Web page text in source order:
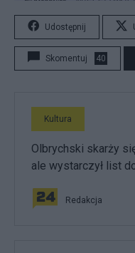
Udostępnij
Skomentuj 40
Kultura
Olbrychski skarży
ale wystarczył list
Redakcja